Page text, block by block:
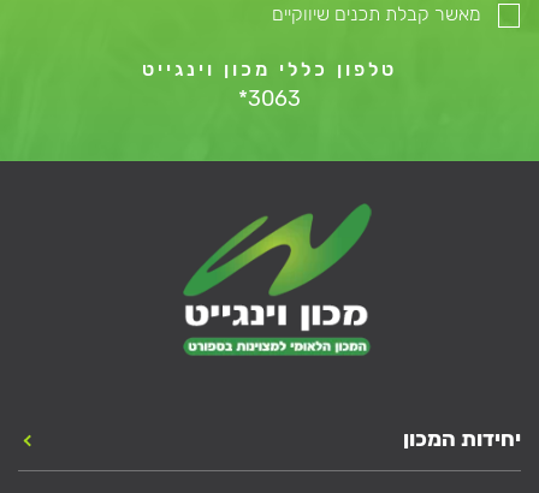
מאשר קבלת תכנים שיווקיים
טלפון כללי מכון וינגייט
*3063
יחידות המכון